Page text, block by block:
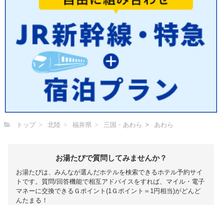
トップ 北陸 福井県 三国・あわら あわら
お湯たびで質問してみませんか？
お湯たびは、みんなが選んだホテルを検索できるホテル予約サイ
トです。質問/回答機能で相互アドバイスをすれば、マイル・電子
マネーに交換できるＧポイント(1Ｇポイント＝1円相当)がどんど
んたまる！